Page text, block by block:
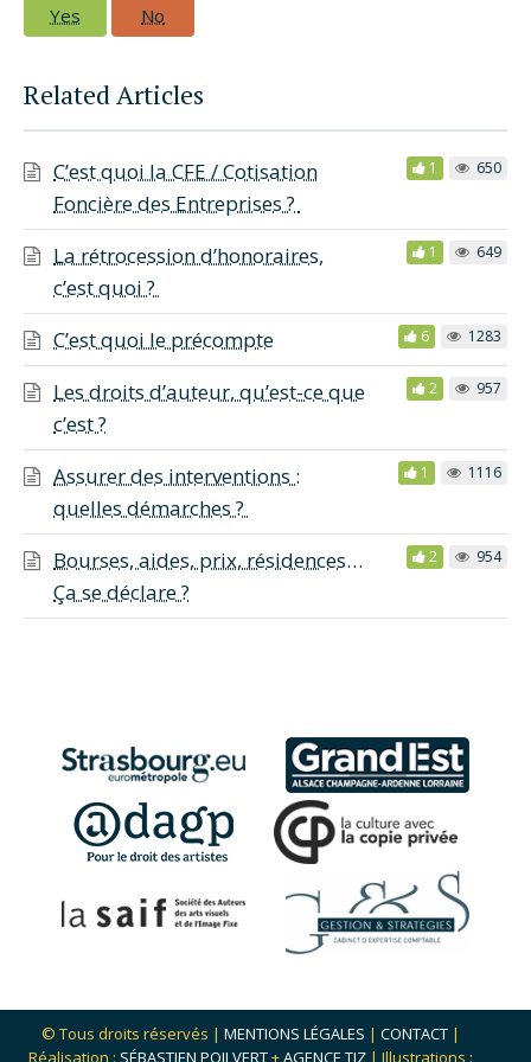
Yes No
Related Articles
C’est quoi la CFE / Cotisation
Foncière des Entreprises ?
1 650
La rétrocession d’honoraires,
c’est quoi ?
1 649
C’est quoi le précompte 6 1283
Les droits d’auteur, qu’est-ce que
c’est ?
2 957
Assurer des interventions :
quelles démarches ?
1 1116
Bourses, aides, prix, résidences…
Ça se déclare ?
2 954
© Tous droits réservés | MENTIONS LÉGALES | CONTACT |
Réalisation : SÉBASTIEN POILVERT+AGENCE TIZ | Illustrations :